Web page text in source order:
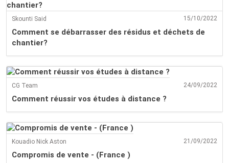
Skounti Said 15/10/2022
Comment se débarrasser des résidus et déchets de
chantier?
CG Team 24/09/2022
Comment réussir vos études à distance ?
Kouadio Nick Aston 21/09/2022
Compromis de vente - (France )